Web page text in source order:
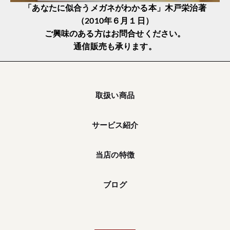
「あなたに似合うメガネがわかる本」木戸栄治著
（2010年６月１日）
ご興味のある方はお問合せください。
通信販売も承ります。
取扱い商品
サービス紹介
当店の特徴
ブログ